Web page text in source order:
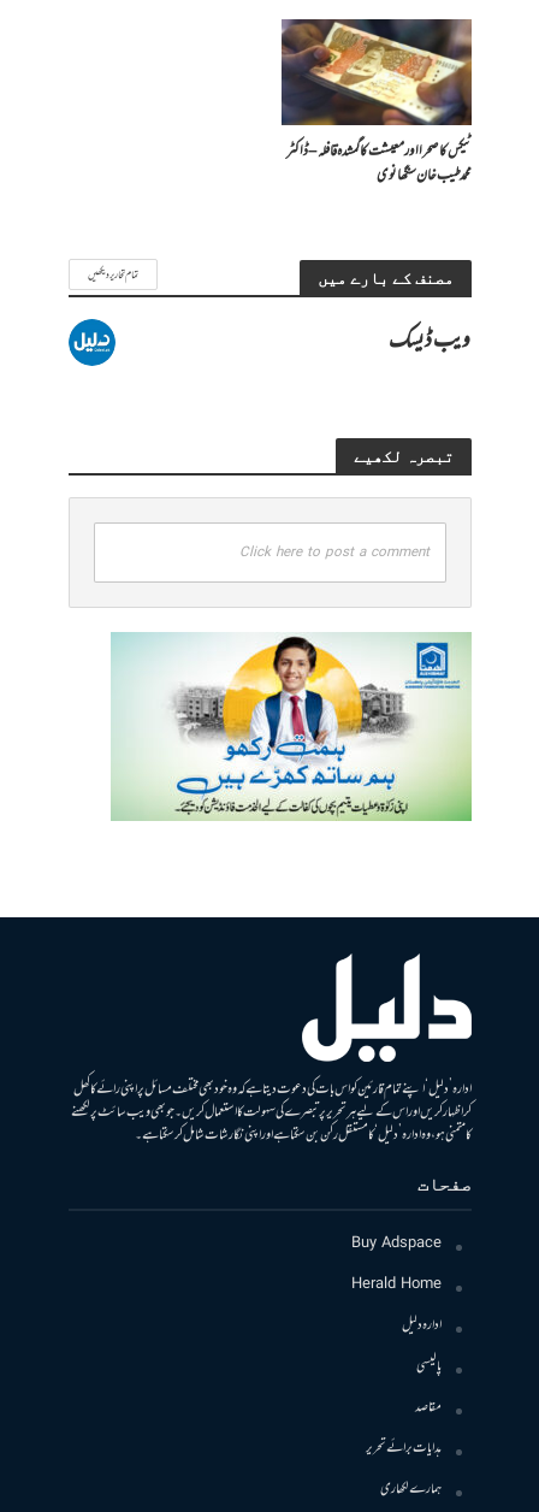
ٹیکس کا صحرا اور معیشت کا گمشدہ قافلہ – ڈاکٹر
محمد طیب خان سنگھانوی
مصنف کے بارے میں تمام تحاریر دیکھیں
ویب ڈیسک
تبصرہ لکھیے
Click here to post a comment
ادارہ ’دلیل‘ اپنے تمام قارئین کو اس بات کی دعوت دیتا ہے کہ وہ خود بھی مختلف مسائل پر اپنی رائے کا کھل
کر اظہار کریں اور اس کے لیے ہر تحریر پر تبصرے کی سہولت کا استعمال کریں۔ جو بھی ویب سائٹ پر لکھنے
کا متمنی ہو، وہ ادارہ ’دلیل‘ کا مستقل رکن بن سکتا ہے اور اپنی نگارشات شامل کرسکتا ہے۔
صفحات
Buy Adspace
Herald Home
ادارہ دلیل
پالیسی
مقاصد
ہدایات برائے تحریر
ہمارے لکھاری